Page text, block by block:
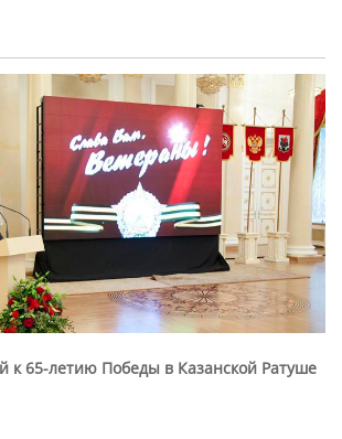
к 65-летию Победы в Казанской Ратуше